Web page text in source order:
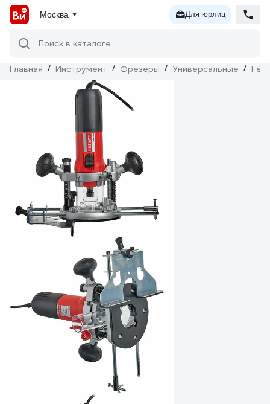
Москва Для юрлиц
Поиск в каталоге
Главная / Инструмент / Фрезеры / Универсальные /